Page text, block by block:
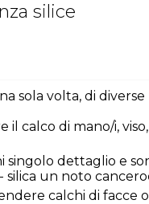
silice
sola volta, di
calco di mano/i,
dettaglio e
un noto
calchi di facce